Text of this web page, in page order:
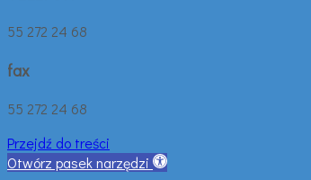
55 272 24 68
fax
55 272 24 68
Przejdź do treści
Otwórz pasek narzędzi